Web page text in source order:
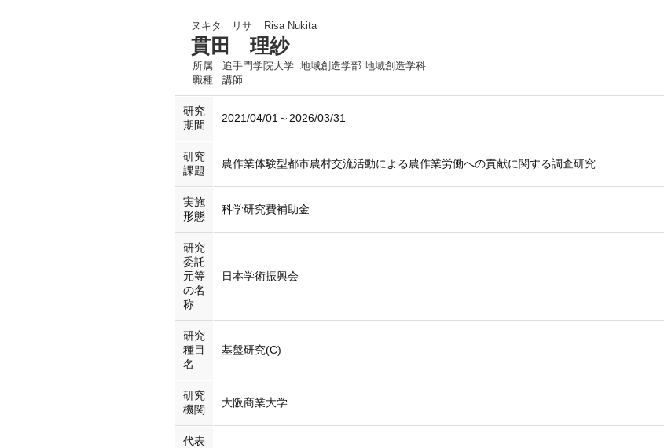
ヌキタ リサ Risa Nukita
貫田 理紗
所属
追手門学院大学 地域創造学部 地域創造学科
職種
講師
研究
期間
2021/04/01～2026/03/31
研究
課題
農作業体験型都市農村交流活動による農作業労働への貢献に関する調査研究
実施
形態
科学研究費補助金
研究
委託
元等
の名
称
日本学術振興会
研究
種目
名
基盤研究(C)
研究
機関
大阪商業大学
代表